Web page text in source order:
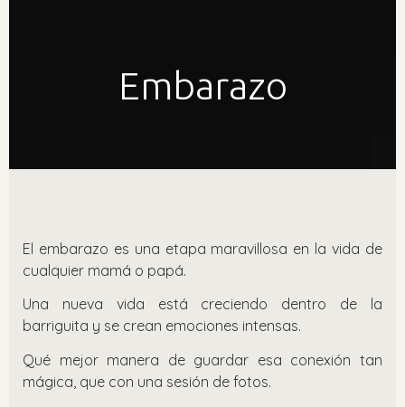
Embarazo
El embarazo es una etapa maravillosa en la vida de
cualquier mamá o papá.
Una nueva vida está creciendo dentro de la
barriguita y se crean emociones intensas.
Qué mejor manera de guardar esa conexión tan
mágica, que con una sesión de fotos.